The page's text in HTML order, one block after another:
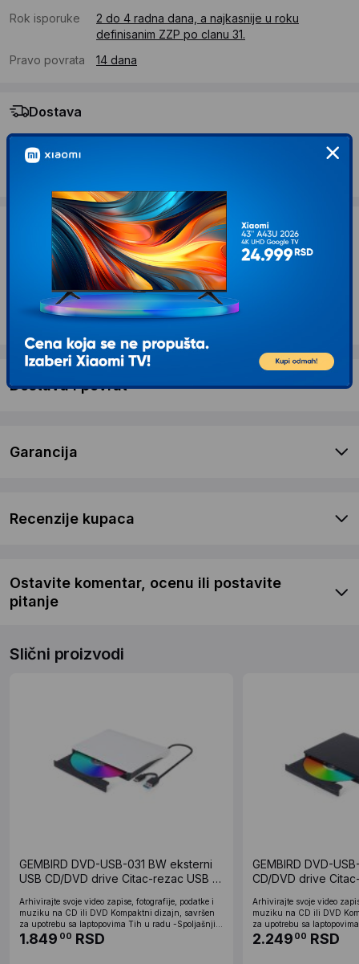
Rok isporuke
2 do 4 radna dana, a najkasnije u roku
definisanim ZZP po clanu 31.
Pravo povrata
14 dana
Dostava
Standardna dostava se očekuje u roku od 2 do 4 radna
dana
Želite li ponudu za firmu?
Kontaktirajte nas
Opis proizvoda ASUS ZenDrive U9M DVD±RW
SDRW-08U9M-U eksterni crni
Dostava i povrat
Garancija
Recenzije kupaca
Ostavite komentar, ocenu ili postavite
pitanje
Slični proizvodi
GEMBIRD DVD-USB-031 BW eksterni
USB CD/DVD drive Citac-rezac USB +
Arhivirajte svoje video zapise, fotografije, podatke i
muziku na CD ili DVD Kompaktni dizajn, savršen
za upotrebu sa laptopovima Tih u radu -Spoljašnji...
1.849 00 RSD
GEMBIRD DVD-
CD/DVD drive
Arhivirajte svoje video
muziku na CD ili DVD
za upotrebu sa
2.249 00 RSD